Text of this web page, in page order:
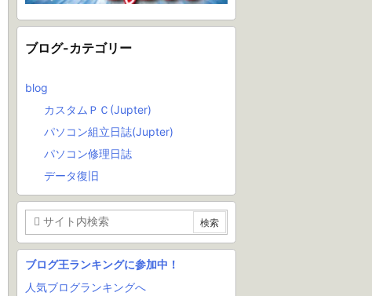
ブログ-カテゴリー
blog
カスタムＰＣ(Jupter)
パソコン組立日誌(Jupter)
パソコン修理日誌
データ復旧
ブログ王ランキングに参加中！
人気ブログランキングへ